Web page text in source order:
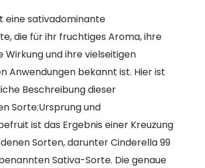
eine sativadominante
die für ihr fruchtiges Aroma, ihre
Wirkung und ihre vielseitigen
Anwendungen bekannt ist. Hier ist
Beschreibung dieser
Sorte:Ursprung und
ist das Ergebnis einer Kreuzung
Sorten, darunter Cinderella 99
Sativa-Sorte. Die genaue